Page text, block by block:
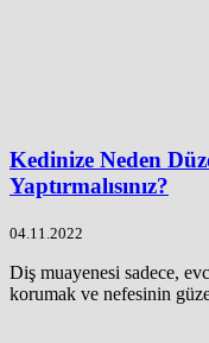
Kedinize Neden
Yaptırmalısınız?
04.11.2022
Diş muayenesi sadece,
korumak ve nefesinin